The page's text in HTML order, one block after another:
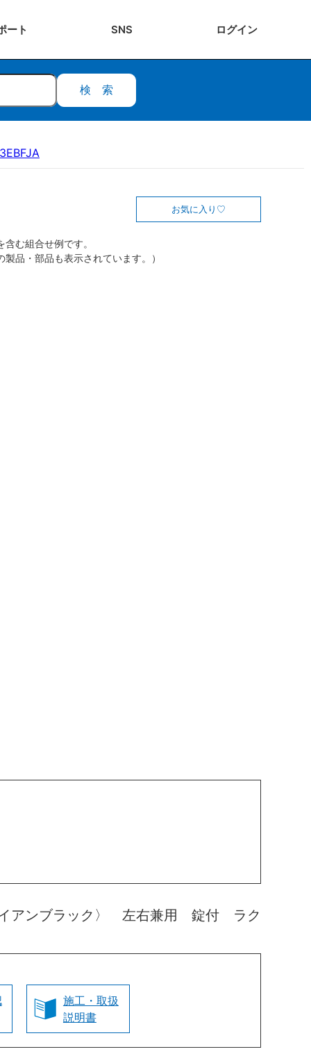
ート SNS ログイン
検索
お気に入り
む組合せ例です。
製品・部品も表示されています。）
アンブラック〉 左右兼用 錠付 ラク
施工・取扱
説明書